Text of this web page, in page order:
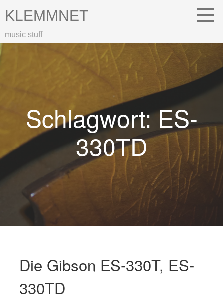
Inhalt
KLEMMNET
music stuff
Schlagwort: ES-
330TD
Die Gibson ES-330T, ES-
330TD